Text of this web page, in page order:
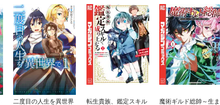
二度目の人生を異世界
転生貴族、鑑定スキル
魔術ギルド総帥～生ま